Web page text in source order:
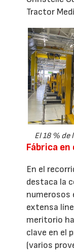
Tractor
El 18 % de
Fábrica
En el
destaca la
numerosos
extensa
meritorio
clave en el
(varios